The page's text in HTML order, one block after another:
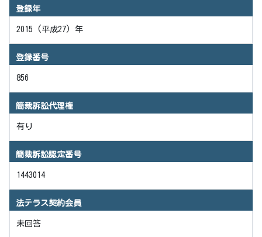
登録年
2015 (平成27) 年
登録番号
856
簡裁訴訟代理権
有り
簡裁訴訟認定番号
1443014
法テラス契約会員
未回答